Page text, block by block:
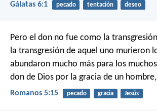
Gálatas 6:1 pecado tentación deseo
Pero el don no fue como la
la transgresión de aquel uno murieron
abundaron mucho más para los
don de Dios por la gracia de un
Romanos 5:15 pecado gracia Jesús